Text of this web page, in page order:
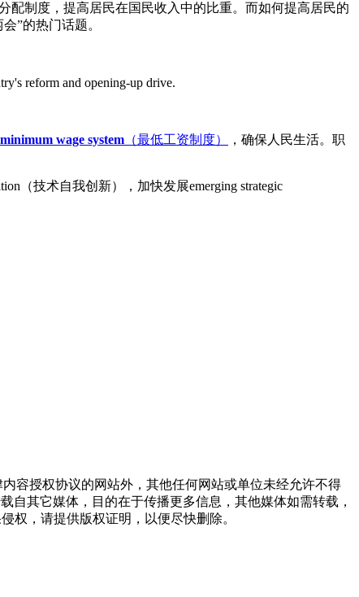
配制度，提高居民在国民收入中的比重。而如何提高居民的
”的热门话题。
reform and opening-up drive.
minimum wage system （最低工资制度）
，确保人民生活。职
（技术自我创新），加快发展emerging strategic
容授权协议的网站外，其他任何网站或单位未经允许不得
自其它媒体，目的在于传播更多信息，其他媒体如需转载，
权，请提供版权证明，以便尽快删除。